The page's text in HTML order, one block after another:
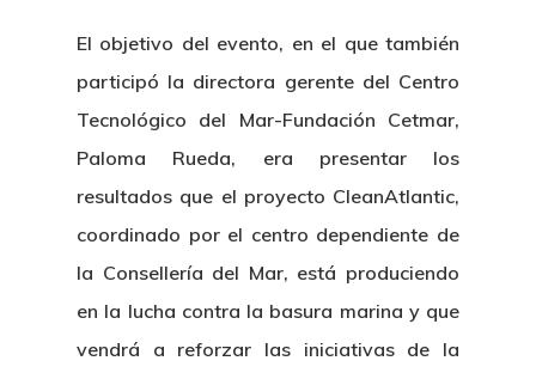
El objetivo del evento, en el que también
participó la directora gerente del Centro
Tecnológico del Mar-Fundación Cetmar,
Paloma Rueda, era presentar los
resultados que el proyecto CleanAtlantic,
coordinado por el centro dependiente de
la Consellería del Mar, está produciendo
en la lucha contra la basura marina y que
vendrá a reforzar las iniciativas de la